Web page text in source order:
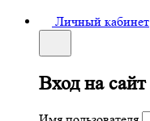
Личный кабинет
Вход на сайт